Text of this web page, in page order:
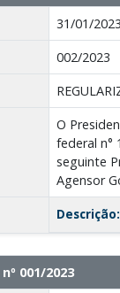
31/01/2023
002/2023
O
federal n°
seguinte
Agensor
Descrição:
001/2023